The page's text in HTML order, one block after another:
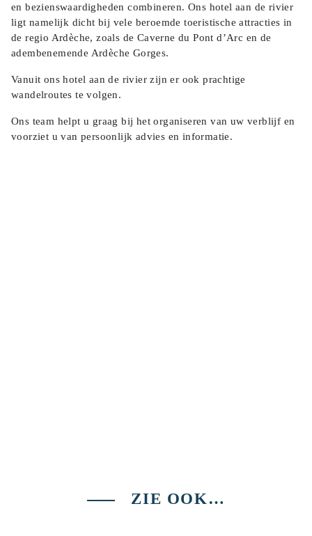
en bezienswaardigheden combineren. Ons hotel aan de rivier
ligt namelijk dicht bij vele beroemde toeristische attracties in
de regio Ardèche, zoals de Caverne du Pont d’Arc en de
adembenemende Ardèche Gorges.
Vanuit ons hotel aan de rivier zijn er ook prachtige
wandelroutes te volgen.
Ons team helpt u graag bij het organiseren van uw verblijf en
voorziet u van persoonlijk advies en informatie.
ZIE OOK…